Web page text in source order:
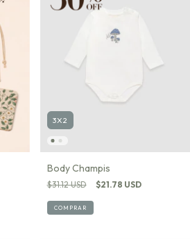
3X2
Body Champis
$31.12 USD $21.78 USD
COMPRAR